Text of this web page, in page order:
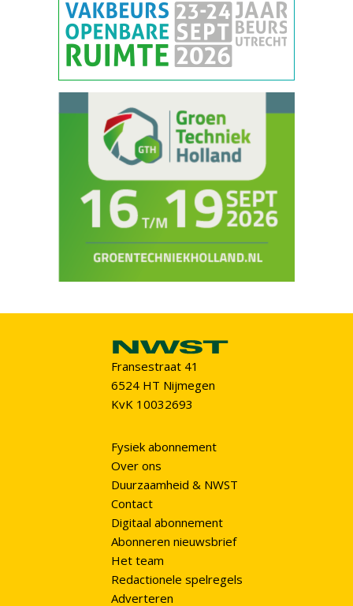
Fransestraat 41
6524 HT Nijmegen
KvK 10032693
Fysiek abonnement
Over ons
Duurzaamheid & NWST
Contact
Digitaal abonnement
Abonneren nieuwsbrief
Het team
Redactionele spelregels
Adverteren